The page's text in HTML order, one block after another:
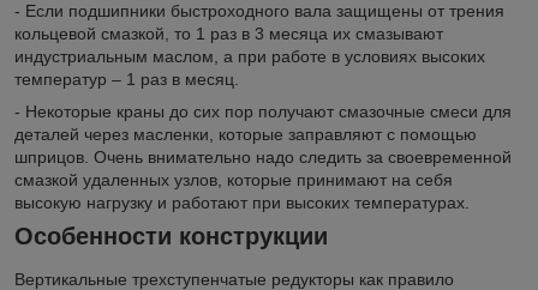
- Если подшипники быстроходного вала защищены от трения
кольцевой смазкой, то 1 раз в 3 месяца их смазывают
индустриальным маслом, а при работе в условиях высоких
температур – 1 раз в месяц.
- Некоторые краны до сих пор получают смазочные смеси для
деталей через масленки, которые заправляют с помощью
шприцов. Очень внимательно надо следить за своевременной
смазкой удаленных узлов, которые принимают на себя
высокую нагрузку и работают при высоких температурах.
Особенности конструкции
Вертикальные трехступенчатые редукторы как правило